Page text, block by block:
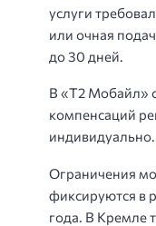
услуги
или очная
до 30 дней.
В «Т2 Мобайл»
компенсаций
индивидуально.
Ограничения
фиксируются в
года. В Кремле